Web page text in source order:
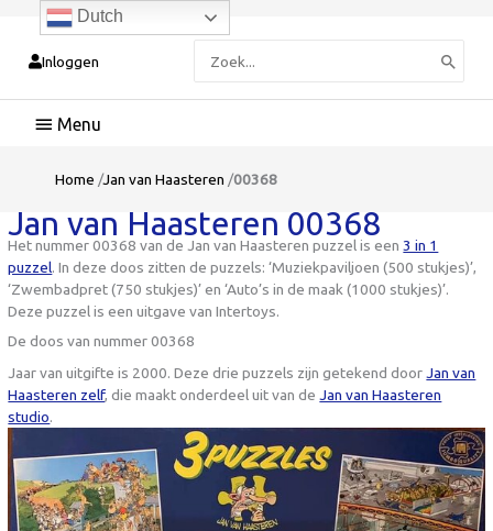
Inloggen
naar:
Hoofdmenu
Home /Jan van Haasteren /00368
Jan van Haasteren 00368
Het nummer 00368 van de Jan van Haasteren puzzel is een3 in 1
puzzel. In deze doos zitten de puzzels: ‘Muziekpaviljoen (500 stukjes)’,
‘Zwembadpret (750 stukjes)’ en ‘Auto’s in de maak (1000 stukjes)’.
Deze puzzel is een uitgave van Intertoys.
De doos van nummer 00368
Jaar van uitgifte is 2000. Deze drie puzzels zijn getekend doorJan van
Haasteren zelf, die maakt onderdeel uit van deJan van Haasteren
studio.
Dutch